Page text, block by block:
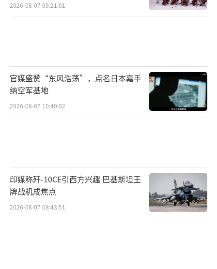
2026-08-07 09:21:01
官媒盛赞“东风浩荡”，点名日本嘉手
纳空军基地
2026-08-07 10:40:02
印媒称歼-10CE引西方兴趣 巴基斯坦王
牌战机成焦点
2026-08-07 08:43:51